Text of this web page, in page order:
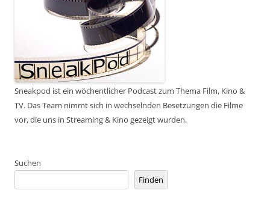
Sneakpod ist ein wöchentlicher Podcast zum Thema Film, Kino &
TV. Das Team nimmt sich in wechselnden Besetzungen die Filme
vor, die uns in Streaming & Kino gezeigt wurden.
Suchen
Finden